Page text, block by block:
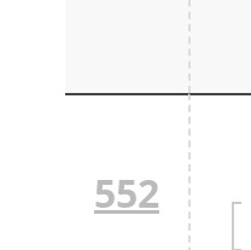
552